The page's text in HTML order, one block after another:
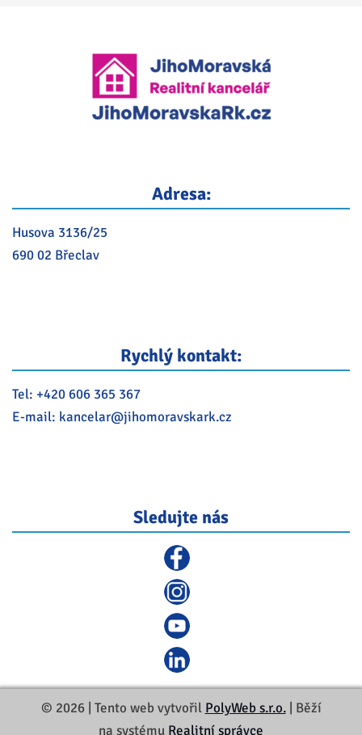
Adresa:
Husova 3136/25
690 02 Břeclav
Rychlý kontakt:
Tel: +420 606 365 367
E-mail: kancelar@jihomoravskark.cz
Sledujte nás
© 2026 | Tento web vytvořil PolyWeb s.r.o.| Běží
na systému Realitní správce